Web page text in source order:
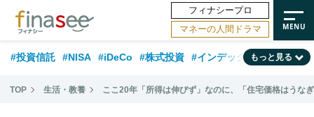
フィナシープロ
マネーの人間ドラマ
#投資信託 #NISA #iDeCo #株式投資 #インデックスファンド
#相談事例 #相続・贈与 #FP #新NISA #積立投資 #30代
もっと見る
TOP 生活・教養 ここ20年「所得は伸びず」なのに、「住宅価格はうな